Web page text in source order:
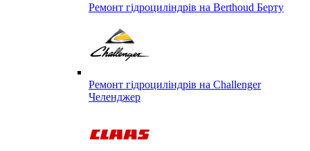
Ремонт гідроциліндрів на Berthoud Берту
Ремонт гідроциліндрів на Challenger
Челенджер